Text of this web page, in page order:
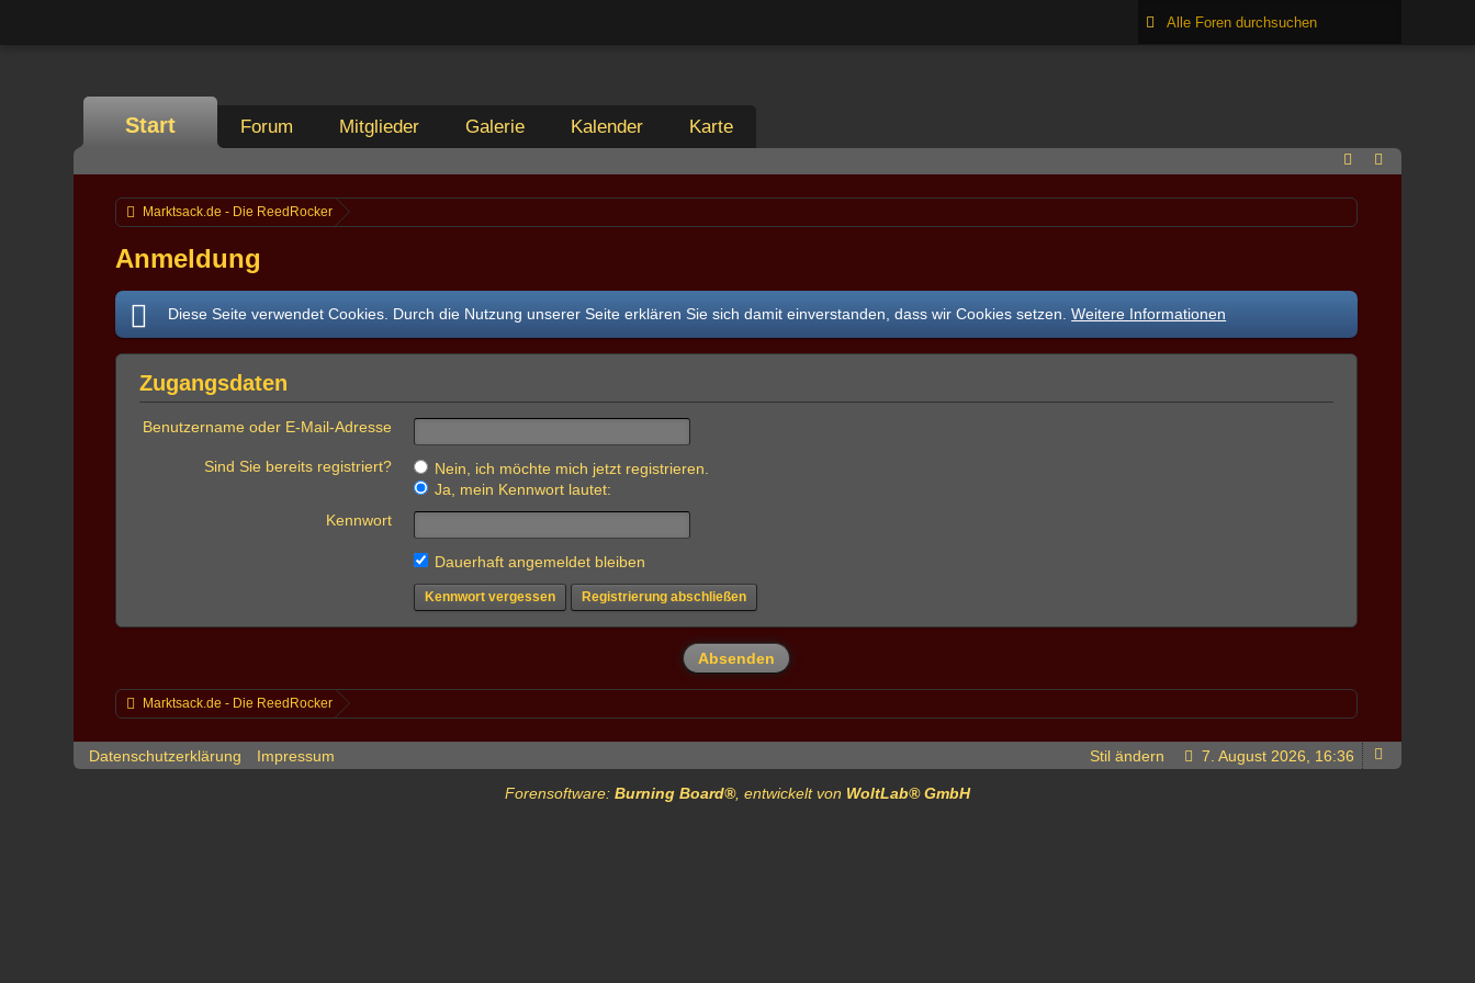
Start Forum Mitglieder Galerie Kalender Karte
Marktsack.de - Die ReedRocker
Anmeldung
Diese Seite verwendet Cookies. Durch die Nutzung unserer Seite erklären Sie sich damit einverstanden, dass wir Cookies setzen.Weitere Informationen
Zugangsdaten
Benutzername oder E-Mail-Adresse
Sind Sie bereits registriert?
Nein, ich möchte mich jetzt registrieren.
Ja, mein Kennwort lautet:
Kennwort
Dauerhaft angemeldet bleiben
Kennwort vergessen Registrierung abschließen
Marktsack.de - Die ReedRocker
Datenschutzerklärung Impressum 7. August 2026, 16:36
Stil ändern
Forensoftware: Burning Board®, entwickelt von WoltLab® GmbH